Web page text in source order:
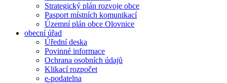
Strategický plán rozvoje obce
Pasport místních komunikací
Územní plán obce Olovnice
obecní úřad
Úřední deska
Povinné informace
Ochrana osobních údajů
Klikací rozpočet
e-podatelna